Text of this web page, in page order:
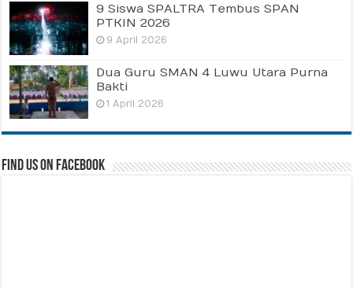
9 Siswa SPALTRA Tembus SPAN
PTKIN 2026
9 April 2026
Dua Guru SMAN 4 Luwu Utara Purna
Bakti
1 April 2026
Find us on Facebook